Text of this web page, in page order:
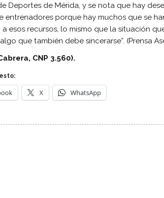
Deportes de Mérida, y se nota que hay
entrenadores porque hay muchos que se
a esos recursos, lo mismo que la situación
que también debe sincerarse”. (Prensa
CNP 3.560).
X WhatsApp